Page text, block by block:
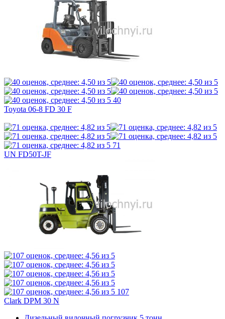
40
Toyota 06-8 FD 30 F
71
UN FD50T-JF
107
Clark DPM 30 N